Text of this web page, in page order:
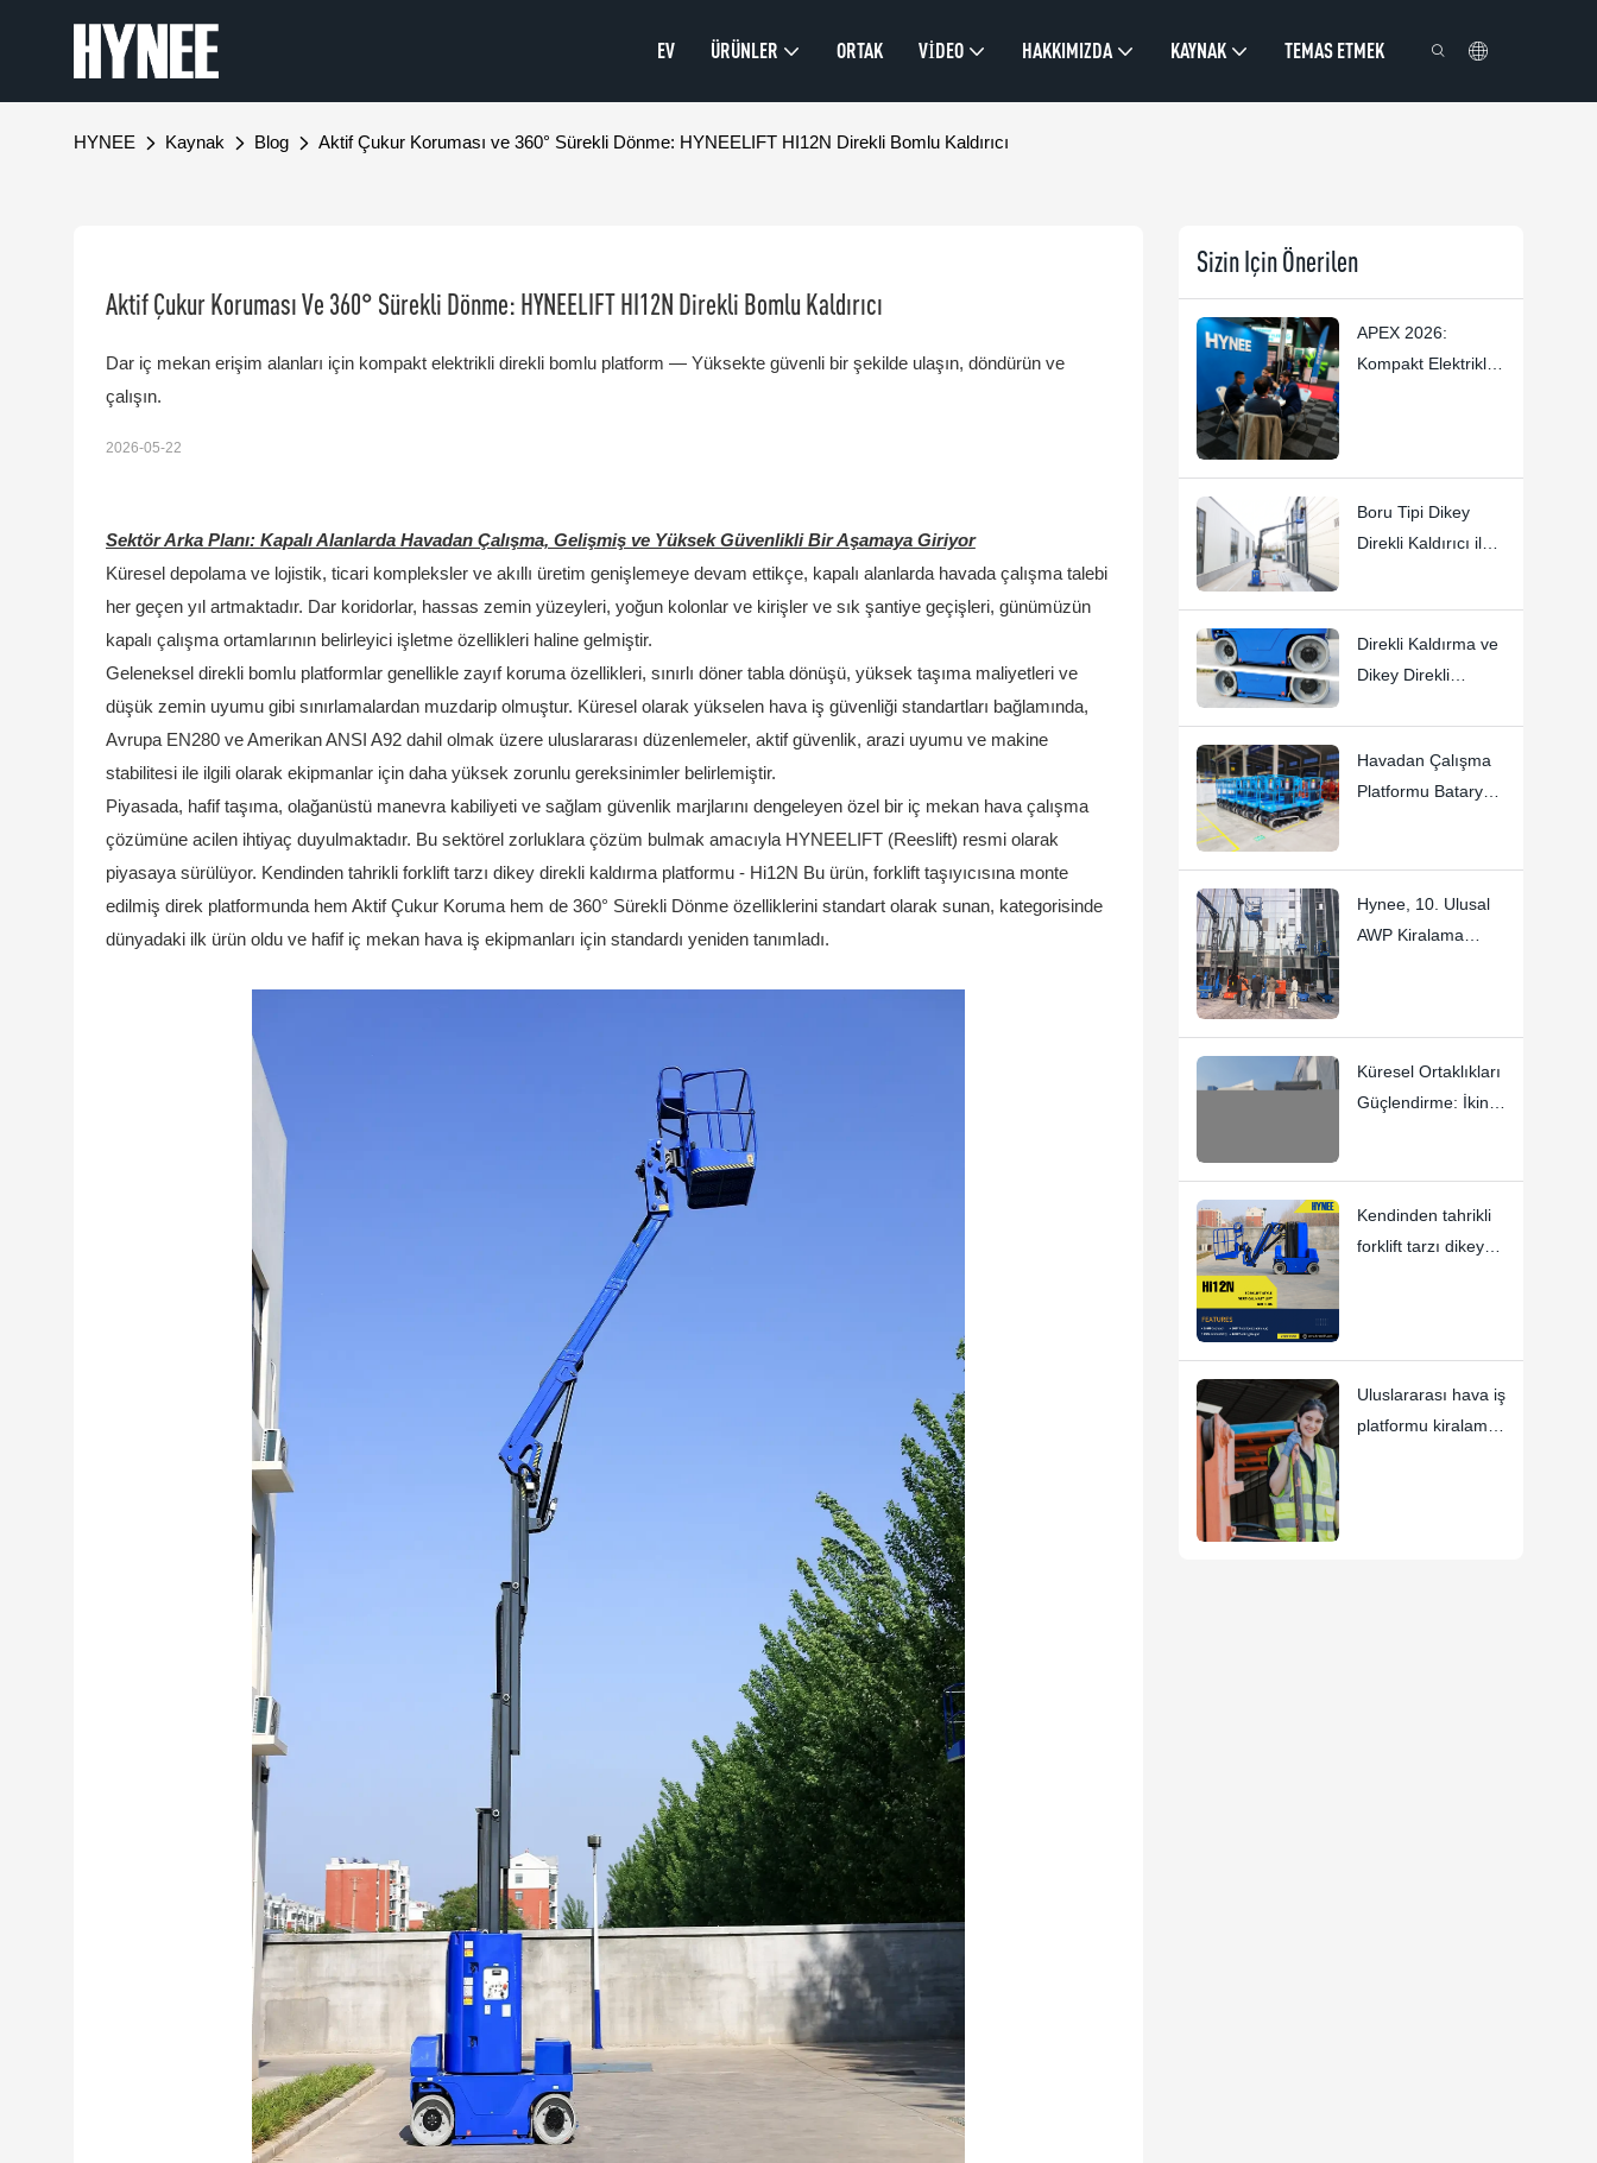
EV ÜRÜNLER ORTAK VIDEO HAKKIMIZDA KAYNAK TEMAS ETMEK
HYNEE Kaynak Blog Aktif Çukur Koruması ve 360° Sürekli Dönme: HYNEELIFT HI12N Direkli Bomlu Kaldırıcı
Aktif Çukur Koruması Ve 360° Sürekli Dönme: HYNEELIFT HI12N Direkli Bomlu Kaldırıcı
Dar iç mekan erişim alanları için kompakt elektrikli direkli bomlu platform — Yüksekte güvenli bir şekilde ulaşın, döndürün ve
çalışın.
2026-05-22
Sektör Arka Planı: Kapalı Alanlarda Havadan Çalışma, Gelişmiş ve Yüksek Güvenlikli Bir Aşamaya Giriyor
Küresel depolama ve lojistik, ticari kompleksler ve akıllı üretim genişlemeye devam ettikçe, kapalı alanlarda havada çalışma talebi
her geçen yıl artmaktadır. Dar koridorlar, hassas zemin yüzeyleri, yoğun kolonlar ve kirişler ve sık şantiye geçişleri, günümüzün
kapalı çalışma ortamlarının belirleyici işletme özellikleri haline gelmiştir.
Geleneksel direkli bomlu platformlar genellikle zayıf koruma özellikleri, sınırlı döner tabla dönüşü, yüksek taşıma maliyetleri ve
düşük zemin uyumu gibi sınırlamalardan muzdarip olmuştur. Küresel olarak yükselen hava iş güvenliği standartları bağlamında,
Avrupa EN280 ve Amerikan ANSI A92 dahil olmak üzere uluslararası düzenlemeler, aktif güvenlik, arazi uyumu ve makine
stabilitesi ile ilgili olarak ekipmanlar için daha yüksek zorunlu gereksinimler belirlemiştir.
Piyasada, hafif taşıma, olağanüstü manevra kabiliyeti ve sağlam güvenlik marjlarını dengeleyen özel bir iç mekan hava çalışma
çözümüne acilen ihtiyaç duyulmaktadır. Bu sektörel zorluklara çözüm bulmak amacıyla HYNEELIFT (Reeslift) resmi olarak
piyasaya sürülüyor. Kendinden tahrikli forklift tarzı dikey direkli kaldırma platformu - Hi12N Bu ürün, forklift taşıyıcısına monte
edilmiş direk platformunda hem Aktif Çukur Koruma hem de 360° Sürekli Dönme özelliklerini standart olarak sunan, kategorisinde
dünyadaki ilk ürün oldu ve hafif iç mekan hava iş ekipmanları için standardı yeniden tanımladı.
Sizin Için Önerilen
APEX 2026:
Kompakt Elektrikli
Boru Tipi Dikey
Direkli Kaldırıcı ile
Kaldırıcı Arasındaki
Farklar: Hi11T ve
Direkli Kaldırma ve
Dikey Direkli
Koruması | HI12N
Teknik Detaylı
Havadan Çalışma
Platformu Bataryası
Hynee, 10. Ulusal
AWP Kiralama
Küresel Ortaklıkları
Güçlendirme: İkinci
Kendinden tahrikli
forklift tarzı dikey
Uluslararası hava iş
platformu kiralama